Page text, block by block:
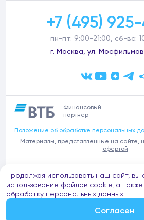
+7 (495)
пн-пт: 9:00-21:00, сб-вс:
г. Москва, ул.
Финансовый
партнер
Положение об обработке персональных
Материалы, представленные на сайте,
офертой
В связи с участившимися случаями
имени компании Донстрой
отделочных материалов и т.п.),
компания Донстрой не оказывает
представительств такого профиля и не
Продолжая использовать наш сайт,
использование файлов cookie, а также
обработку персональных данных.
Согласен